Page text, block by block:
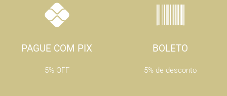
PAGUE COM PIX
5% OFF
BOLETO
5% de desconto